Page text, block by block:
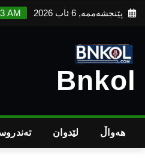
Skip
پێنجشەممە, 6 ئاب 2026 AM
Bnkol
هەواڵ لێدوان